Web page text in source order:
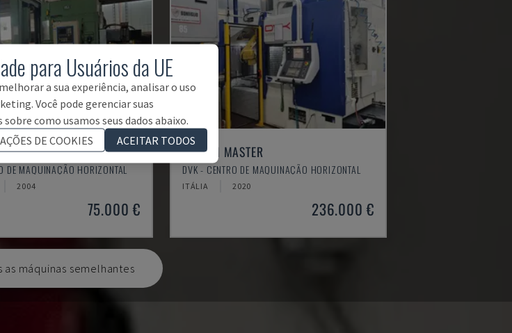
DE MAQUINAÇÃO HORIZONTAL
2004
75.000 €
SYSTEM MASTER
DVK - CENTRO DE MAQUINAÇÃO HORIZONTAL
ITÁLIA 2020
236.000 €
as máquinas semelhantes
para Usuários da UE
a sua experiência, analisar o uso
Você pode gerenciar suas
como usamos seus dados abaixo.
DE COOKIES
ACEITAR TODOS